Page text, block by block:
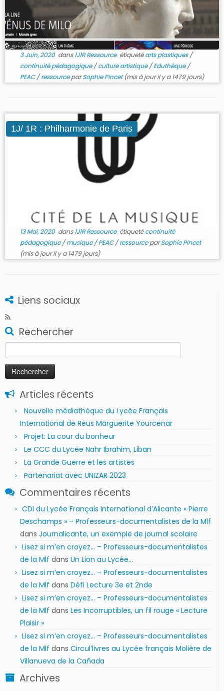
3 Juin, 2020dans1J1R Ressource étiquetéarts plastiques/
continuité pédagogique/culture artistique/Eduthèque/
PEAC/ressourceparSophie Pincet(mis à jour il y a 1479 jours)
1J/ 1R : Philharmonie de Paris
13 Mai, 2020dans1J1R Ressource étiquetécontinuité
pédagogique/musique/PEAC/ressourceparSophie Pincet
(mis à jour il y a 1479 jours)
Liens sociaux
Rechercher
Articles récents
Nouvelle médiathèque du Lycée Français
International de Reus Marguerite Yourcenar
Projet: La cour du bonheur
Le CCC du Lycée Nahr Ibrahim, Liban
La Grande Guerre et les artistes
Partenariat avec UNIZAR 2023
Commentaires récents
CDI du Lycée Français International d’Alicante « Pierre
Deschamps » – Professeurs-documentalistes de la Mlf
dans Journalicante, un exemple de journal scolaire
Lisez si m’en croyez… – Professeurs-documentalistes
de la Mlf dans Un Lion au Lycée…
Lisez si m’en croyez… – Professeurs-documentalistes
de la Mlf dans Défi Lecture 3e et 2nde
Lisez si m’en croyez… – Professeurs-documentalistes
de la Mlf dans Les Incorruptibles, un fil rouge « Lecture
Plaisir »
Lisez si m’en croyez… – Professeurs-documentalistes
de la Mlf dans Circul’livres au Lycée français Molière de
Villanueva de la Cañada
Archives